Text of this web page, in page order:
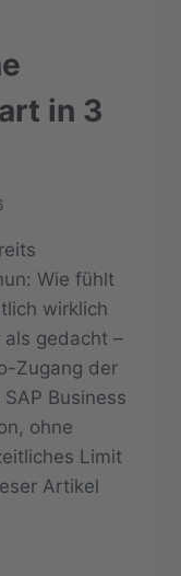
in 3
Wie fühlt
wirklich
gedacht –
Zugang der
Business
ohne
Limit
Artikel